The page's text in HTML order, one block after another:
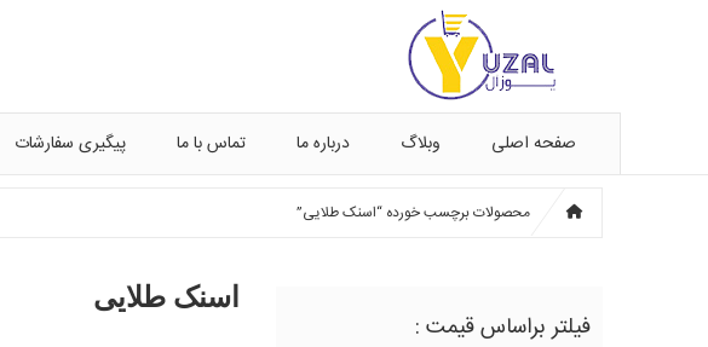
صفحه اصلی وبلاگ درباره ما تماس با ما پیگیری سفارشات
محصولات برچسب خورده “اسنک طلایی”
فیلتر براساس قیمت :
اسنک طلایی